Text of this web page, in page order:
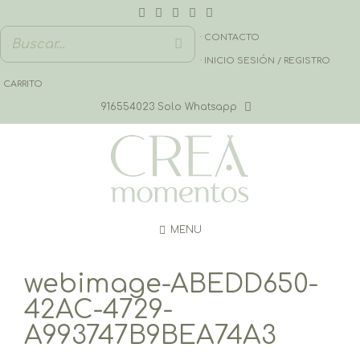
· CONTACTO
· INICIO SESIÓN / REGISTRO
CARRITO
916554023 Solo Whatsapp
MENU
webimage-ABEDD650-
42AC-4729-
A993747B9BEA74A3